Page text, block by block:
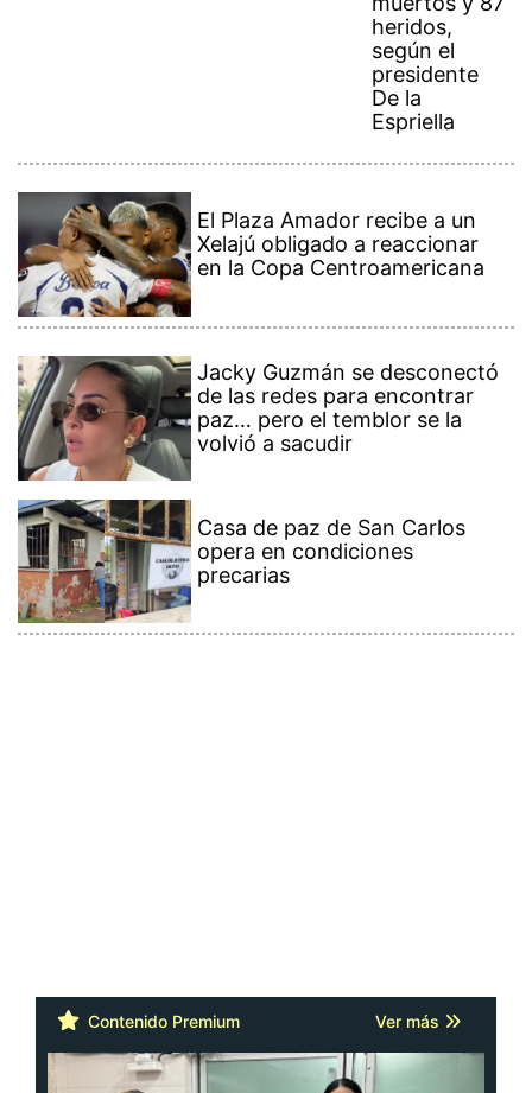
heridos,
según el
presidente
De la
Espriella
El Plaza Amador recibe a un
Xelajú obligado a reaccionar
en la Copa Centroamericana
Jacky Guzmán se desconectó
de las redes para encontrar
paz… pero el temblor se la
volvió a sacudir
Casa de paz de San Carlos
opera en condiciones
precarias
Contenido Premium Ver más